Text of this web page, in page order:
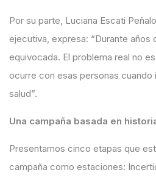
Por su parte, Luciana Escati
ejecutiva, expresa: “Durante años
equivocada. El problema real no
ocurre con esas personas cuando
salud”.
Una campaña basada en
Presentamos cinco etapas que
campaña como estaciones: